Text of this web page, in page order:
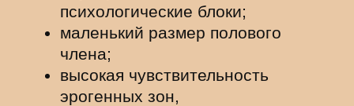
психологические блоки;
маленький размер полового
члена;
высокая чувствительность
эрогенных зон,